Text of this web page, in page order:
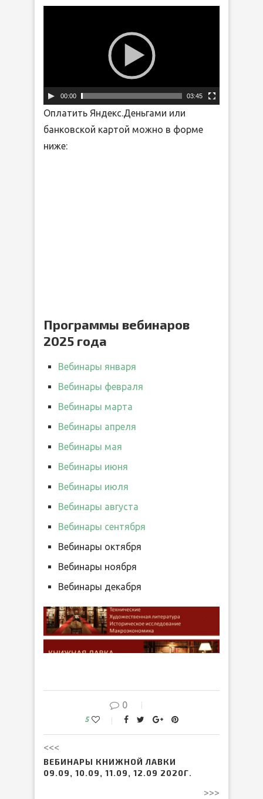
00:00 03:45
Оплатить Яндекс.Деньгами или
банковской картой можно в форме
ниже:
Программы вебинаров
2025 года
Вебинары января
Вебинары февраля
Вебинары марта
Вебинары апреля
Вебинары мая
Вебинары июня
Вебинары июля
Вебинары августа
Вебинары сентября
Вебинары октября
Вебинары ноября
Вебинары декабря
0
5
<<<
ВЕБИНАРЫ КНИЖНОЙ ЛАВКИ
09.09, 10.09, 11.09, 12.09 2020Г.
>>>